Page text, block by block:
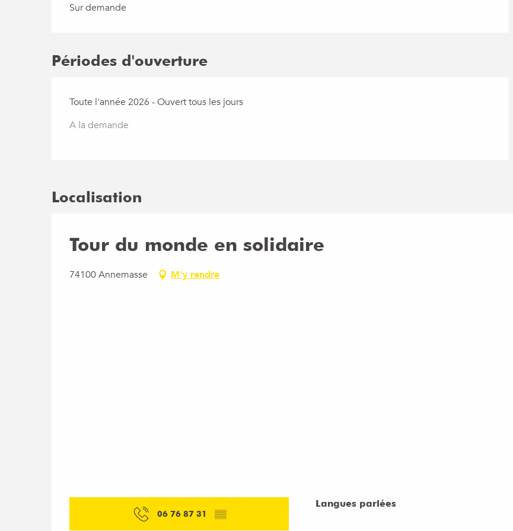
Sur demande
Périodes d'ouverture
Toute l'année 2026 - Ouvert tous les jours
A la demande
Localisation
Tour du monde en solidaire
74100 Annemasse M'y rendre
06 76 87 31 ▒▒
Langues parlées
Langues parlées